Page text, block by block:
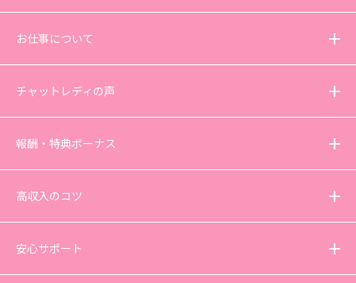
お仕事について
チャットレディの声
報酬・特典ボーナス
高収入のコツ
安心サポート